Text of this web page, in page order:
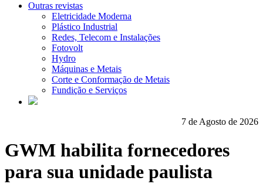
Outras revistas
Eletricidade Moderna
Plástico Industrial
Redes, Telecom e Instalações
Fotovolt
Hydro
Máquinas e Metais
Corte e Conformação de Metais
Fundição e Serviços
7 de Agosto de 2026
GWM habilita fornecedores
para sua unidade paulista